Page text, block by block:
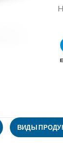
ВИДЫ